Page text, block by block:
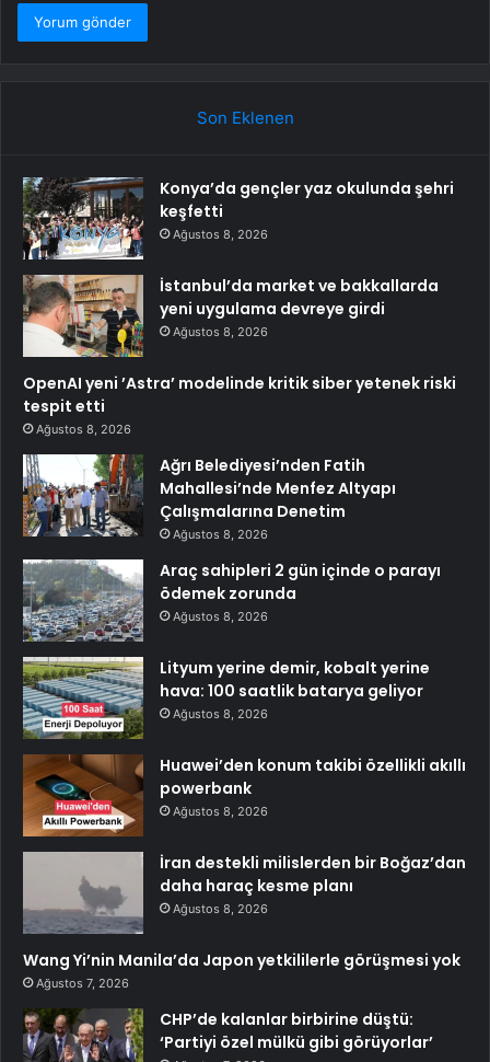
Son Eklenen
Konya’da gençler yaz okulunda şehri
keşfetti
Ağustos 8, 2026
İstanbul’da market ve bakkallarda
yeni uygulama devreye girdi
Ağustos 8, 2026
OpenAI yeni ’Astra’ modelinde kritik siber yetenek riski
tespit etti
Ağustos 8, 2026
Ağrı Belediyesi’nden Fatih
Mahallesi’nde Menfez Altyapı
Çalışmalarına Denetim
Ağustos 8, 2026
Araç sahipleri 2 gün içinde o parayı
ödemek zorunda
Ağustos 8, 2026
Lityum yerine demir, kobalt yerine
hava: 100 saatlik batarya geliyor
Ağustos 8, 2026
Huawei’den konum takibi özellikli akıllı
powerbank
Ağustos 8, 2026
İran destekli milislerden bir Boğaz’dan
daha haraç kesme planı
Ağustos 8, 2026
Wang Yi’nin Manila’da Japon yetkililerle görüşmesi yok
Ağustos 7, 2026
CHP’de kalanlar birbirine düştü:
‘Partiyi özel mülkü gibi görüyorlar’